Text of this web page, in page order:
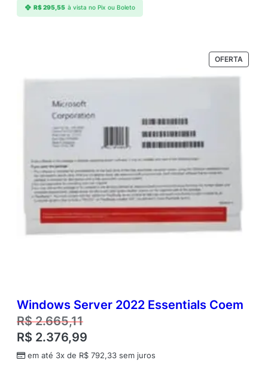
R$295,55 à vista no Pix ou Boleto
OFERTA
EM
Windows Server 2022 Essentials Coem
R$2.665,11
R$ 2.376,99
em até 3x de R$ 792,33 sem juros